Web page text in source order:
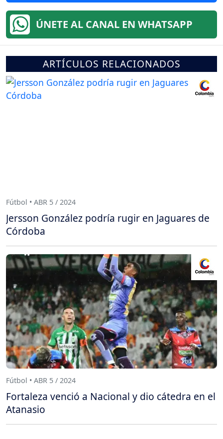
ÚNETE AL CANAL EN WHATSAPP
ARTÍCULOS RELACIONADOS
Fútbol • ABR 5 / 2024
Jersson González podría rugir en Jaguares de
Córdoba
Fútbol • ABR 5 / 2024
Fortaleza venció a Nacional y dio cátedra en el
Atanasio